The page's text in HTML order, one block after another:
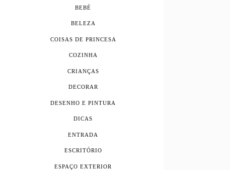
BEBÉ
BELEZA
COISAS DE PRINCESA
COZINHA
CRIANÇAS
DECORAR
DESENHO E PINTURA
DICAS
ENTRADA
ESCRITÓRIO
ESPAÇO EXTERIOR